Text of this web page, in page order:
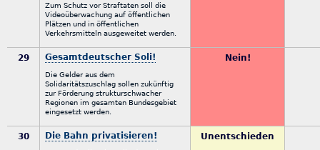
Zum Schutz vor Straftaten soll die
Videoüberwachung auf öffentlichen
Plätzen und in öffentlichen
Verkehrsmitteln ausgeweitet werden.
29 Gesamtdeutscher Soli!
Die Gelder aus dem
Solidaritätszuschlag sollen zukünftig
zur Förderung strukturschwacher
Regionen im gesamten Bundesgebiet
eingesetzt werden.
Nein!
30 Die Bahn privatisieren! Unentschieden